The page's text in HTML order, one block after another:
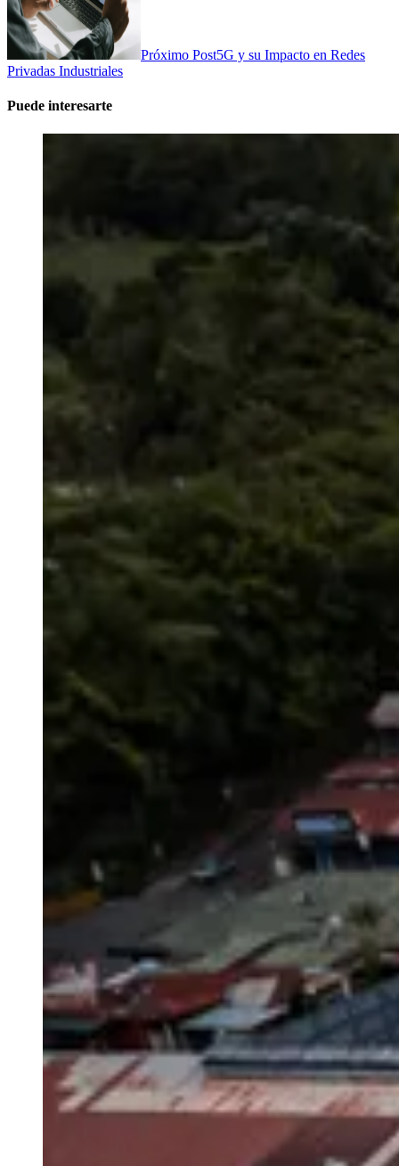
Próximo Post5G y su Impacto en Redes
Privadas Industriales
Puede interesarte